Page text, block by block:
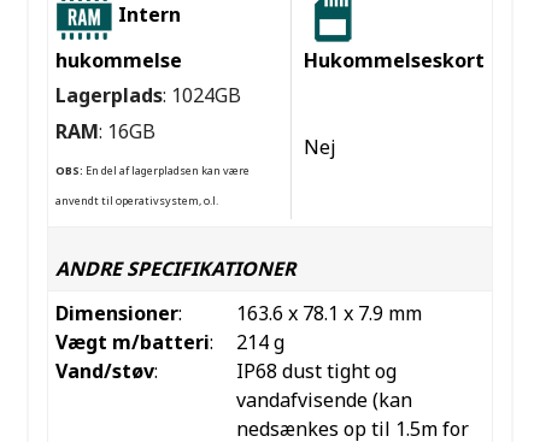
Intern
hukommelse
Hukommelseskort
Lagerplads: 1024GB
RAM: 16GB
OBS: En del af lagerpladsen kan være
anvendt til operativsystem, o.l.
Nej
ANDRE SPECIFIKATIONER
Dimensioner:
163.6 x 78.1 x 7.9 mm
Vægt m/batteri:
214 g
Vand/støv:
IP68 dust tight og
vandafvisende (kan
nedsænkes op til 1.5m for